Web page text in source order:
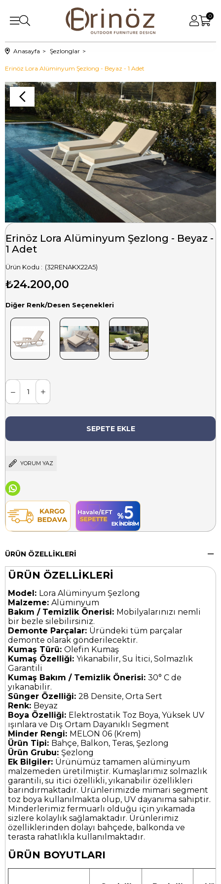
0
Anasayfa Şezlonglar
Erinöz Lora Alüminyum Şezlong - Beyaz - 1 Adet
Erinöz Lora Alüminyum Şezlong - Beyaz -
1 Adet
(32RENAKX22A5)
₺24.200,00
Diğer Renk/Desen Seçenekleri
YORUM YAZ
ÜRÜN ÖZELLIKLERI
ÜRÜN ÖZELLİKLERİ
Model: Lora Alüminyum Şezlong
Malzeme: Alüminyum
Bakım / Temizlik Önerisi: Mobilyalarınızı nemli
bir bezle silebilirsiniz.
Demonte Parçalar: Üründeki tüm parçalar
demonte olarak gönderilecektir.
Kumaş Türü: Olefin Kumaş
Kumaş Özelliği: Yıkanabilir, Su İtici, Solmazlık
Garantili
Kumaş Bakım / Temizlik Önerisi: 30° C de
yıkanabilir.
Sünger Özelliği: 28 Densite, Orta Sert
Renk: Beyaz
Boya Özelliği: Elektrostatik Toz Boya, Yüksek UV
ışınlara ve Dış Ortam Dayanıklı Segment
Minder Rengi: MELON 06 (Krem)
Ürün Tipi: Bahçe, Balkon, Teras, Şezlong
Ürün Grubu: Şezlong
Ek Bilgiler: Ürünümüz tamamen alüminyum
malzemeden üretilmiştir. Kumaşlarımız solmazlık
garantili, su itici özellikli, yıkanabilir özellikleri
barındırmaktadır. Ürünlerimizde mimari segment
toz boya kullanılmakta olup, UV dayanıma sahiptir.
Minderlerimiz fermuarlı olduğu için yıkamada
sizlere kolaylık sağlamaktadır. Ürünlerimiz
özelliklerinden dolayı bahçede, balkonda ve
terasta rahatlıkla kullanılmaktadır.
ÜRÜN BOYUTLARI